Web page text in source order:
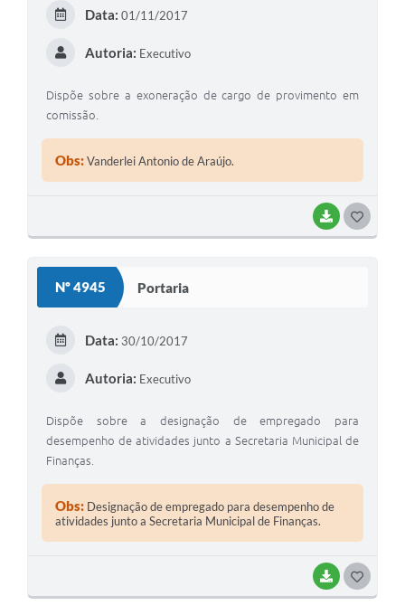
BAIXAR
Data: 01/11/2017
Autoria: Executivo
Dispõe sobre a exoneração de cargo de provimento em
comissão.
Obs:Vanderlei Antonio de Araújo.
Nº 4945 Portaria
BAIXAR
Data: 30/10/2017
Autoria: Executivo
Dispõe sobre a designação de empregado para
desempenho de atividades junto a Secretaria Municipal de
Finanças.
Obs: Designação de empregado para desempenho de
atividades junto a Secretaria Municipal de Finanças.